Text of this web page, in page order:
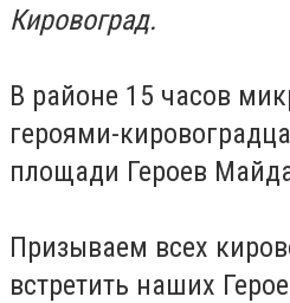
Кировоград.
В районе 15 часов
героями-
площади Героев
Призываем всех
встретить наших